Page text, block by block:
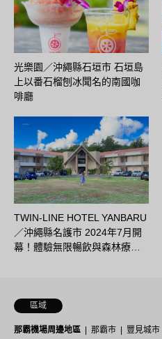
光樂園／沖繩縣石垣市 石垣島
上以番石榴刨冰聞名的南國咖
啡廳
TWIN-LINE HOTEL YANBARU
／沖繩縣名護市 2024年7月開
幕！體驗無限暢飲與森林療…
區域
那霸機場周邊地區 那霸市
豐見城市